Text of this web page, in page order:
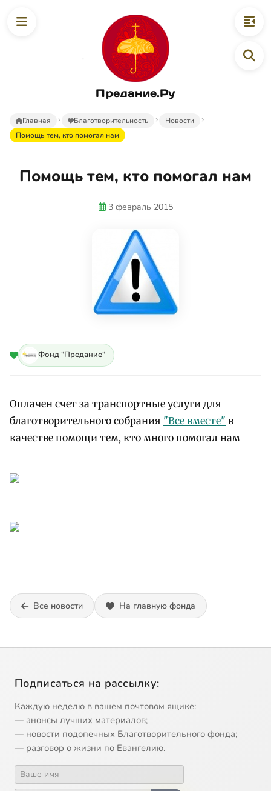
Предание.Ру
Главная Благотворительность
Новости
Помощь тем, кто помогал нам
Помощь тем, кто помогал нам
3 февраль 2015
Фонд "Предание"
Оплачен счет за транспортные услуги для
благотворительного собрания "Все вместе" в
качестве помощи тем, кто много помогал нам
Все новости На главную фонда
Подписаться на рассылку:
Каждую неделю в вашем почтовом ящике:
— анонсы лучших материалов;
— новости подопечных Благотворительного фонда;
— разговор о жизни по Евангелию.